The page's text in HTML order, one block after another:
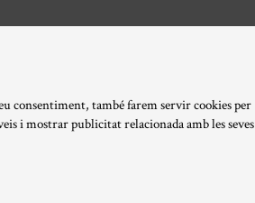
consentiment, també farem servir cookies per
i mostrar publicitat relacionada amb les seves